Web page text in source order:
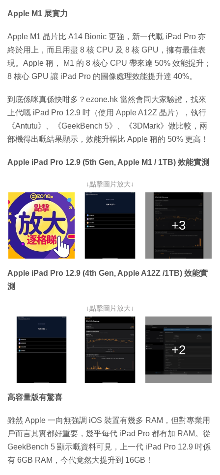
Apple M1 展實力
Apple M1 晶片比 A14 Bionic 更強，新一代嘅 iPad Pro 亦
終於用上，而且用盡 8 核 CPU 及 8 核 GPU，擁有最佳表
現。Apple 稱， M1 的 8 核心 CPU 帶來達 50% 效能提升；
8 核心 GPU 讓 iPad Pro 的圖像處理效能提升達 40%。
到底係咪真係快咁多？ezone.hk 當然會同大家驗證，找來
上代嘅 iPad Pro 12.9 吋（使用 Apple A12Z 晶片），執行
《Antutu》、《GeekBench 5》、《3DMark》做比較，兩
部機得出嘅結果顯示，效能升幅比 Apple 稱的 50% 更高！
Apple iPad Pro 12.9 (5th Gen, Apple M1 / 1TB) 效能實測
↓點擊圖片放大↓
+3
Apple iPad Pro 12.9 (4th Gen, Apple A12Z /1TB) 效能實
測
↓點擊圖片放大↓
+2
高容量版有驚喜
雖然 Apple 一向無強調 iOS 裝置有幾多 RAM，但對專業用
戶而言其實都好重要，幾乎每代 iPad Pro 都有加 RAM。從
GeekBench 5 顯示嘅資料可見，上一代 iPad Pro 12.9 吋係
有 6GB RAM，今代竟然大提升到 16GB！